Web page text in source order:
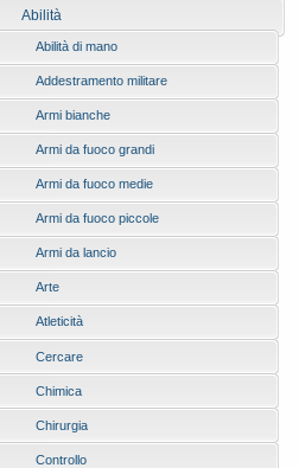
Abilità
Abilità di mano
Addestramento militare
Armi bianche
Armi da fuoco grandi
Armi da fuoco medie
Armi da fuoco piccole
Armi da lancio
Arte
Atleticità
Cercare
Chimica
Chirurgia
Controllo